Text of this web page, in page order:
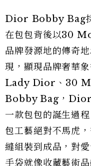
Dior Bobby Bag
在包包背後以30
品牌發源地的傳奇
現，顯現品牌奢華
Lady Dior、30
Bobby Bag，Dior
一款包包的誕生過
包工藝絕對不馬虎
縫組裝到成品，對
手袋就像收藏藝術